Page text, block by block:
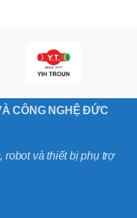
CÔNG NGHỆ ĐỨC
robot và thiết bị phụ trợ